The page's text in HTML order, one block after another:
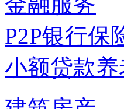
P2P银行保
小额贷款